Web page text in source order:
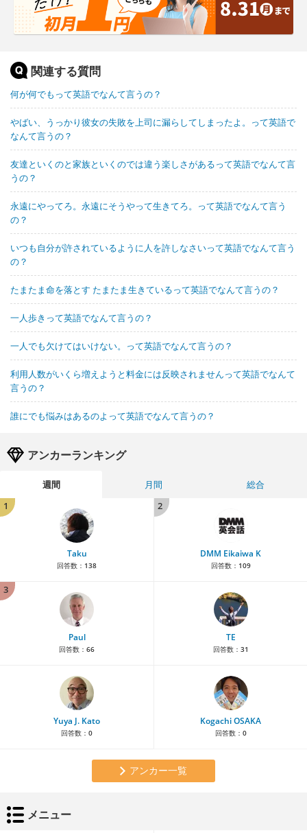
関連する質問
何が何でもって英語でなんて言うの？
やばい、うっかり彼女の失敗を上司に漏らしてしまったよ。って英語で
なんて言うの？
友達といくのと家族といくのでは違う楽しさがあるって英語でなんて言
うの？
永遠にやってろ。永遠にそうやって生きてろ。って英語でなんて言う
の？
いつも自分が許されているように人を許しなさいって英語でなんて言う
の？
たまたま命を落とす たまたま生きているって英語でなんて言うの？
一人歩きって英語でなんて言うの？
一人でも欠けてはいけない。って英語でなんて言うの？
利用人数がいくら増えようと料金には反映されませんって英語でなんて
言うの？
誰にでも悩みはあるのよって英語でなんて言うの？
アンカーランキング
週間 月間
総合
1
Taku
回答数： 138
2
DMM Eikaiwa K
回答数： 109
3
Paul
回答数： 66
TE
回答数： 31
Yuya J. Kato
回答数： 0
Kogachi OSAKA
回答数： 0
アンカー一覧
メニュー